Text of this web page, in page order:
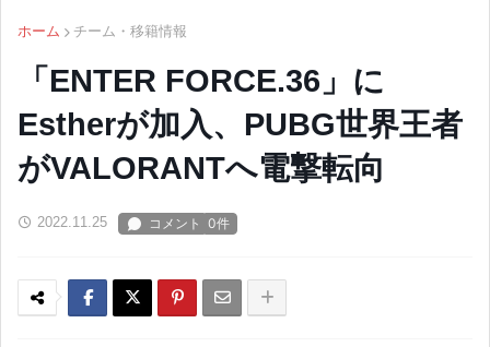
ホーム チーム・移籍情報
「ENTER FORCE.36」に
Estherが加入、PUBG世界王者
がVALORANTへ電撃転向
2022.11.25